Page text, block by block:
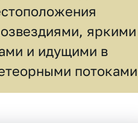
яркими
и идущими в